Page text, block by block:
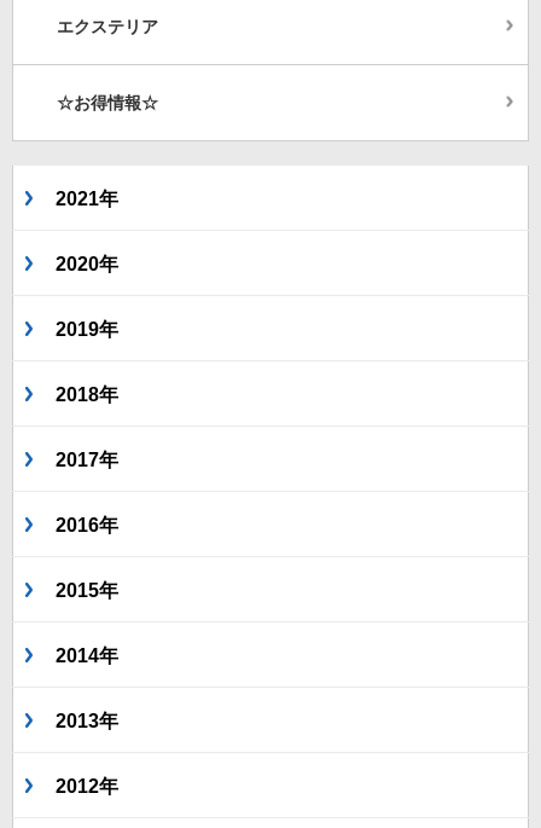
エクステリア
☆お得情報☆
2021年
2020年
2019年
2018年
2017年
2016年
2015年
2014年
2013年
2012年